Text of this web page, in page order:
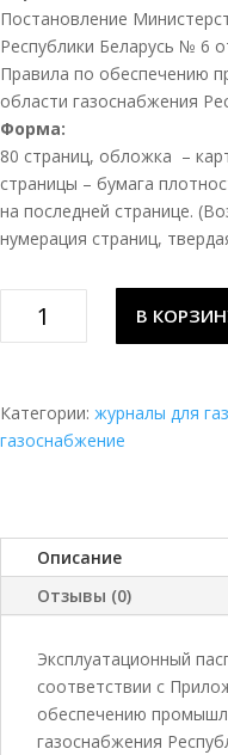
Постановление
Республики Беларусь № 6
Правила по обеспечению
области газоснабжения
Форма:
80 страниц, обложка –
страницы – бумага
на последней странице.
нумерация страниц,
товара
газопровода
В
Категории: журналы для
газоснабжение
Описание
Отзывы (0)
Эксплуатационный
соответствии с
обеспечению
газоснабжения